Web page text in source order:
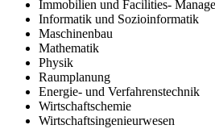
Immobilien und Facilities-
Informatik und Sozioinformatik
Maschinenbau
Mathematik
Physik
Raumplanung
Energie- und Verfahrenstechnik
Wirtschaftschemie
Wirtschaftsingenieurwesen